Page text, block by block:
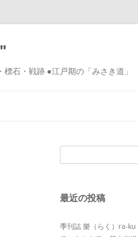
石・戦跡 ●江戸期の「みさき道」
索:
最近の投稿
季刊誌 樂（らく）ra-